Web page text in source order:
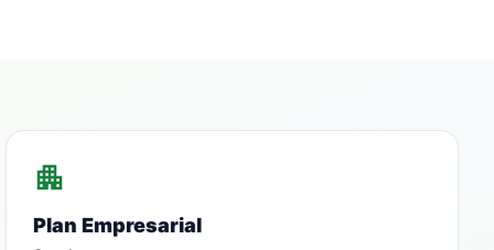
apartment
Plan Empresarial